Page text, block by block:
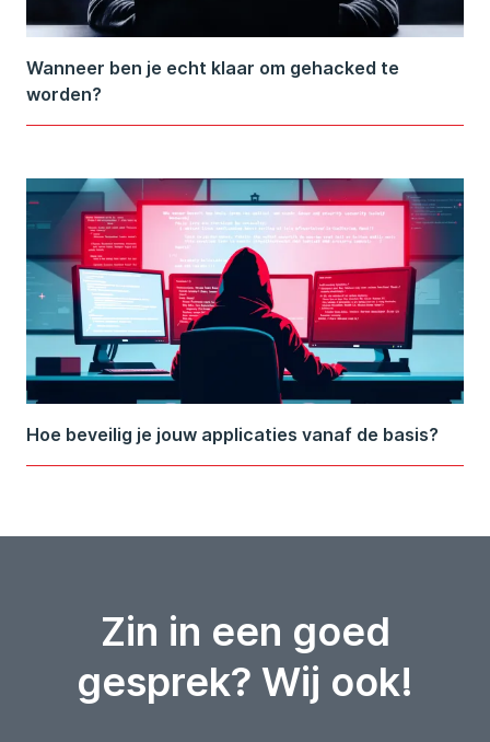
Wanneer ben je echt klaar om gehacked te
worden?
Hoe beveilig je jouw applicaties vanaf de basis?
Zin in een goed
gesprek? Wij ook!